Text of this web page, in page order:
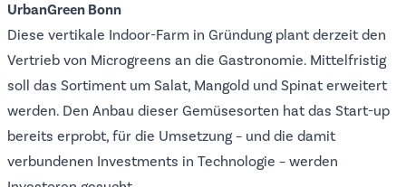
UrbanGreen Bonn
Diese vertikale Indoor-Farm in Gründung plant derzeit den
Vertrieb von Microgreens an die Gastronomie. Mittelfristig
soll das Sortiment um Salat, Mangold und Spinat erweitert
werden. Den Anbau dieser Gemüsesorten hat das Start-up
bereits erprobt, für die Umsetzung – und die damit
verbundenen Investments in Technologie – werden